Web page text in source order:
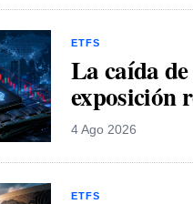
ETFS
La caída
exposición
4 Ago 2026
ETFS